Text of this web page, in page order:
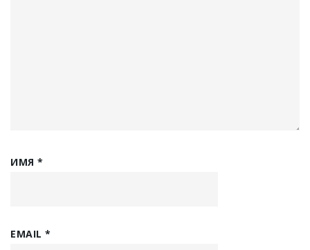
ИМЯ*
EMAIL*